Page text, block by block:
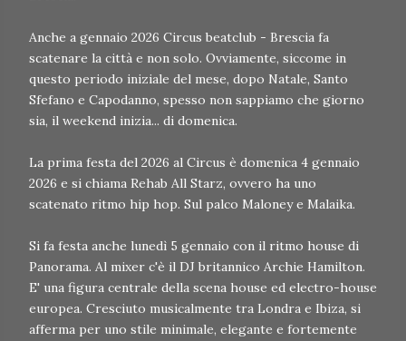
Anche a gennaio 2026 Circus beatclub - Brescia fa
scatenare la città e non solo. Ovviamente, siccome in
questo periodo iniziale del mese, dopo Natale, Santo
Sfefano e Capodanno, spesso non sappiamo che giorno
sia, il weekend inizia... di domenica.
La prima festa del 2026 al Circus è domenica 4 gennaio
2026 e si chiama Rehab All Starz, ovvero ha uno
scatenato ritmo hip hop. Sul palco Maloney e Malaika.
Si fa festa anche lunedì 5 gennaio con il ritmo house di
Panorama. Al mixer c'è il DJ britannico Archie Hamilton.
E' una figura centrale della scena house ed electro-house
europea. Cresciuto musicalmente tra Londra e Ibiza, si
afferma per uno stile minimale, elegante e fortemente